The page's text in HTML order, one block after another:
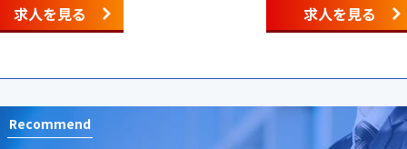
求人を見る 求人を見る
Recommend